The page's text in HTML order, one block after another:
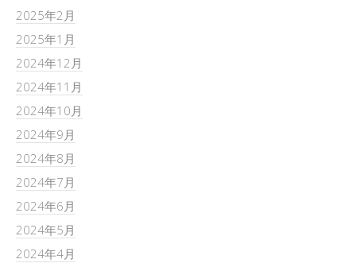
2025年2月
2025年1月
2024年12月
2024年11月
2024年10月
2024年9月
2024年8月
2024年7月
2024年6月
2024年5月
2024年4月